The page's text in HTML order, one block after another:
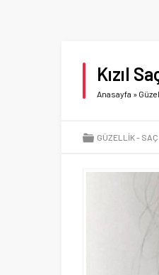
Kızıl
Anasayfa »
GÜZELLIK SAÇ